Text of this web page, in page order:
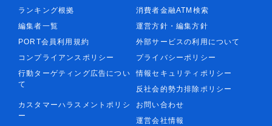
ランキング根拠
消費者金融ATM検索
編集者一覧
運営方針・編集方針
PORT会員利用規約
外部サービスの利用について
コンプライアンスポリシー
プライバシーポリシー
行動ターゲティング広告につい
て
情報セキュリティポリシー
反社会的勢力排除ポリシー
カスタマーハラスメントポリシ
ー
お問い合わせ
運営会社情報